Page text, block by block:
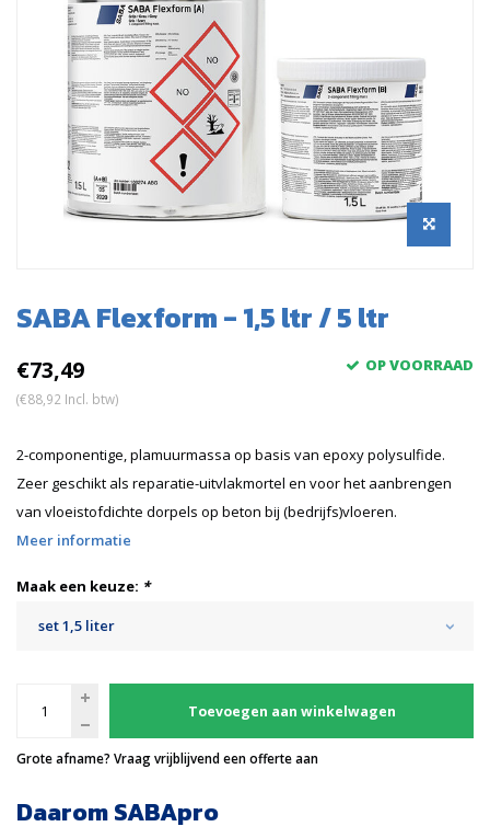
SABA Flexform - 1,5 ltr / 5 ltr
€73,49
(€88,92 Incl. btw)
OP VOORRAAD
2-componentige, plamuurmassa op basis van epoxy polysulfide.
Zeer geschikt als reparatie-uitvlakmortel en voor het aanbrengen
van vloeistofdichte dorpels op beton bij (bedrijfs)vloeren.
Meer informatie
Maak een keuze: *
set 1,5 liter
Toevoegen aan winkelwagen
Grote afname? Vraag vrijblijvend een offerte aan
Daarom SABApro